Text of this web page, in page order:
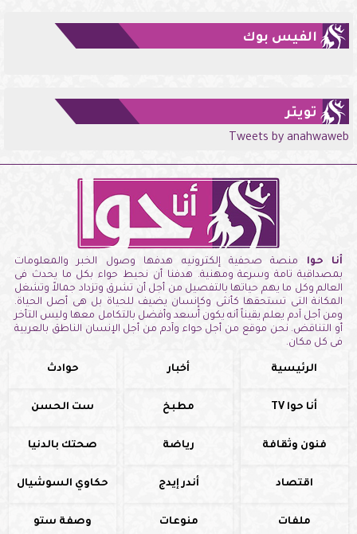
الفيس بوك
تويتر
Tweets by anahwaweb
أنا حوا منصة صحفية إلكترونيه هدفها وصول الخبر والمعلومات
بمصداقية تامة وسرعة ومهنية. هدفنا أن نحيط حواء بكل ما يحدث فى
العالم وكل ما يهم حياتها بالتفصيل من أجل أن تشرق وتزداد جمالاً وتشغل
المكانة التى تستحقها كأنثى وكإنسان يضيف للحياة بل هى أصل الحياة.
ومن أجل آدم يعلم يقيناً أنه يكون أسعد وأفضل بالتكامل معها وليس التأخر
أو التناقض. نحن موقع من أجل حواء وآدم من أجل الإنسان الناطق بالعربية
فى كل مكان.
الرئيسية أخبار حوادث
أنا حوا TV مطبخ ست الحسن
فنون وثقافة رياضة صحتك بالدنيا
اقتصاد أندر إيدج حكاوي السوشيال
ملفات منوعات وصفة ستو